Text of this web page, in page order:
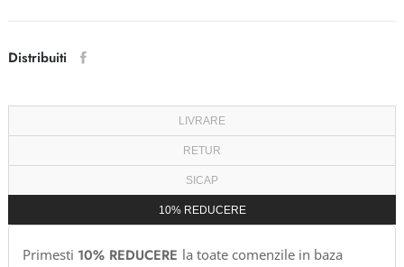
Distribuiti
LIVRARE
RETUR
SICAP
10% REDUCERE
Primesti 10% REDUCERE la toate comenzile in baza